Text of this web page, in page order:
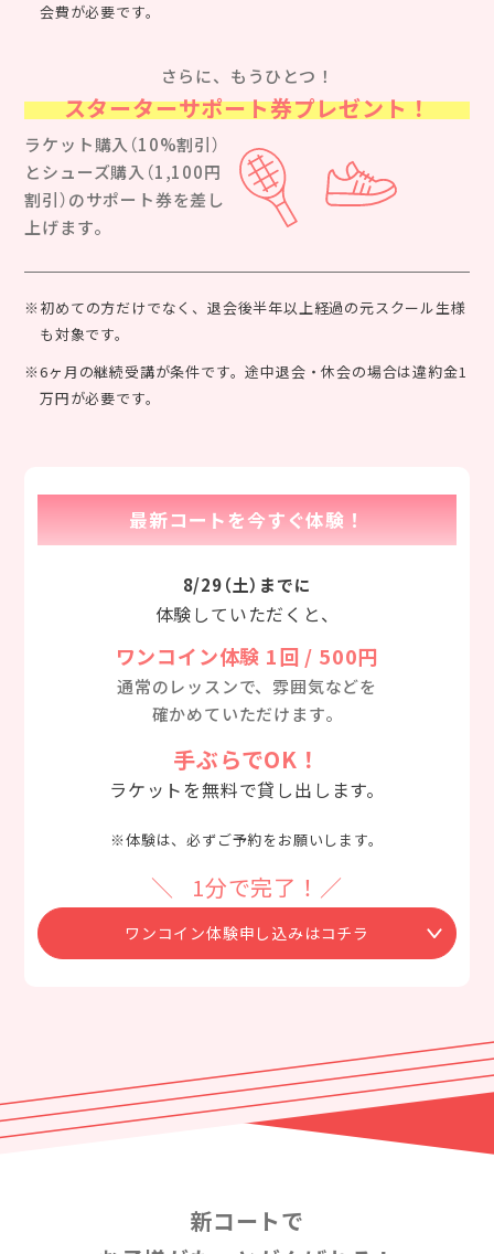
会費が必要です。
さらに、もうひとつ！
スターターサポート券プレゼント！
ラケット購入（10%割引）
とシューズ購入（1,100円
割引）のサポート券を差し
上げます。
※初めての方だけでなく、退会後半年以上経過の元スクール生様
も対象です。
※6ヶ月の継続受講が条件です。途中退会・休会の場合は違約金1
万円が必要です。
最新コートを今すぐ体験！
8/29（土）までに
体験していただくと、
ワンコイン体験 1回 / 500円
通常のレッスンで、雰囲気などを
確かめていただけます。
手ぶらでOK！
ラケットを無料で貸し出します。
※体験は、必ずご予約をお願いします。
1分で完了！
ワンコイン体験申し込みはコチラ
新コートで